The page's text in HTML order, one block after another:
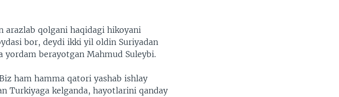
qolgani haqidagi hikoyani
bor, deydi ikki yil oldin Suriyadan
yordam berayotgan Mahmud Suleybi.
ham hamma qatori yashab ishlay
Turkiyaga kelganda, hayotlarini qanday